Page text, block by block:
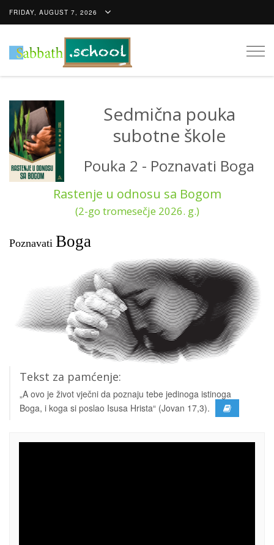
FRIDAY, AUGUST 7, 2026
Sedmična pouka
subotne škole
Pouka 2 - Poznavati Boga
Rastenje u odnosu sa Bogom
(2-go tromesečje 2026. g.)
Poznavati Boga
Tekst za pamćenje:
„A ovo je život vječni da poznaju tebe jedinoga istinoga
Boga, i koga si poslao Isusa Hrista“ (Jovan 17,3).